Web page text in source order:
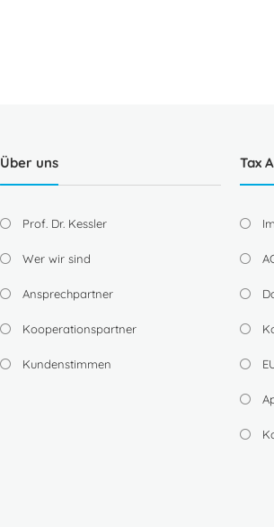
Über uns
Prof. Dr. Kessler
Wer wir sind
Ansprechpartner
Kooperationspartner
Kundenstimmen
Tax